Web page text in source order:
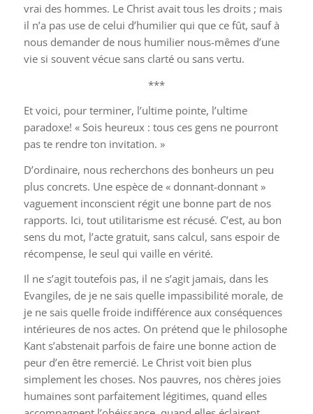
vrai des hommes. Le Christ avait tous les droits ; mais
il n’a pas use de celui d’humilier qui que ce fût, sauf à
nous demander de nous humilier nous-mêmes d’une
vie si souvent vécue sans clarté ou sans vertu.
***
Et voici, pour terminer, l’ultime pointe, l’ultime
paradoxe! « Sois heureux : tous ces gens ne pourront
pas te rendre ton invitation. »
D’ordinaire, nous recherchons des bonheurs un peu
plus concrets. Une espèce de « donnant-donnant »
vaguement inconscient régit une bonne part de nos
rapports. Ici, tout utilitarisme est récusé. C’est, au bon
sens du mot, l’acte gratuit, sans calcul, sans espoir de
récompense, le seul qui vaille en vérité.
Il ne s’agit toutefois pas, il ne s’agit jamais, dans les
Evangiles, de je ne sais quelle impassibilité morale, de
je ne sais quelle froide indifférence aux conséquences
intérieures de nos actes. On prétend que le philosophe
Kant s’abstenait parfois de faire une bonne action de
peur d’en être remercié. Le Christ voit bien plus
simplement les choses. Nos pauvres, nos chères joies
humaines sont parfaitement légitimes, quand elles